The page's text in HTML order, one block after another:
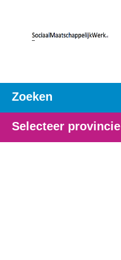
Zoeken
Selecteer provincie